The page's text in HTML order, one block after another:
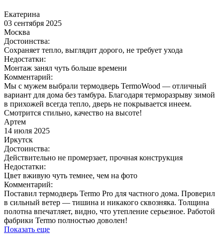
Екатерина
03 сентября 2025
Москва
Достоинства:
Сохраняет тепло, выглядит дорого, не требует ухода
Недостатки:
Монтаж занял чуть больше времени
Комментарий:
Мы с мужем выбрали термодверь TermoWood — отличный
вариант для дома без тамбура. Благодаря терморазрыву зимой
в прихожей всегда тепло, дверь не покрывается инеем.
Смотрится стильно, качество на высоте!
Артем
14 июля 2025
Иркутск
Достоинства:
Действительно не промерзает, прочная конструкция
Недостатки:
Цвет вживую чуть темнее, чем на фото
Комментарий:
Поставил термодверь Termo Pro для частного дома. Проверил
в сильный ветер — тишина и никакого сквозняка. Толщина
полотна впечатляет, видно, что утепление серьезное. Работой
фабрики Termo полностью доволен!
Показать еще